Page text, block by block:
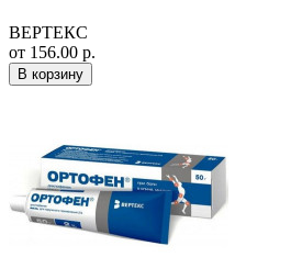
ВЕРТЕКС
от 156.00 р.
В корзину